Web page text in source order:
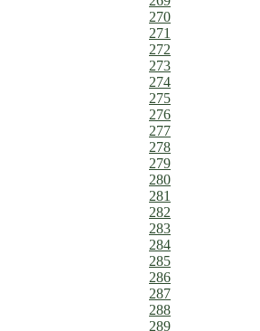
270
271
272
273
274
275
276
277
278
279
280
281
282
283
284
285
286
287
288
289